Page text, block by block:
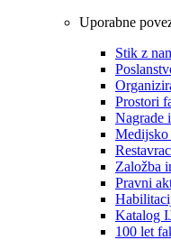
Uporabne
Stik z
Prostori
Nagrade
Medijsko
Založba
Pravni
Katalog
100 let